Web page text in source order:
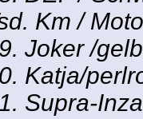
Km /
Joker /
Katja/
Supra-